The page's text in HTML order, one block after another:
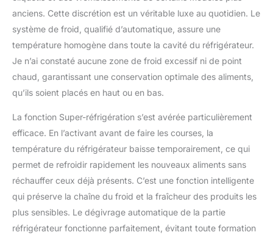
anciens. Cette discrétion est un véritable luxe au quotidien. Le
système de froid, qualifié d’automatique, assure une
température homogène dans toute la cavité du réfrigérateur.
Je n’ai constaté aucune zone de froid excessif ni de point
chaud, garantissant une conservation optimale des aliments,
qu’ils soient placés en haut ou en bas.
La fonction Super-réfrigération s’est avérée particulièrement
efficace. En l’activant avant de faire les courses, la
température du réfrigérateur baisse temporairement, ce qui
permet de refroidir rapidement les nouveaux aliments sans
réchauffer ceux déjà présents. C’est une fonction intelligente
qui préserve la chaîne du froid et la fraîcheur des produits les
plus sensibles. Le dégivrage automatique de la partie
réfrigérateur fonctionne parfaitement, évitant toute formation